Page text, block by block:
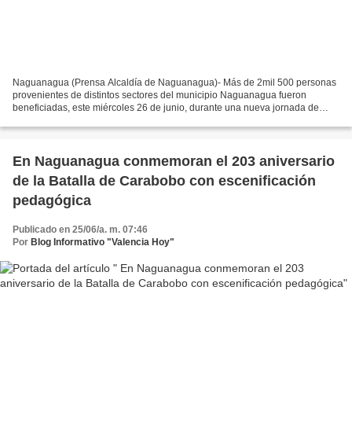
Naguanagua (Prensa Alcaldía de Naguanagua)- Más de 2mil 500 personas
provenientes de distintos sectores del municipio Naguanagua fueron
beneficiadas, este miércoles 26 de junio, durante una nueva jornada de
En Naguanagua conmemoran el 203 aniversario
de la Batalla de Carabobo con escenificación
pedagógica
Publicado en 25/06/a. m. 07:46
Por Blog Informativo "Valencia Hoy"